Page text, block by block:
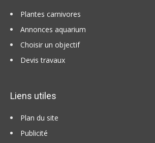
Plantes carnivores
Annonces aquarium
Choisir un objectif
Devis travaux
Liens utiles
Plan du site
Publicité